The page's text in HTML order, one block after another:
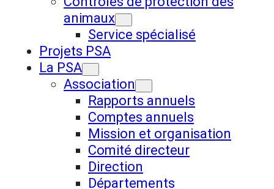
animaux
Service spécialisé
Projets PSA
La PSA
Association
Rapports annuels
Comptes annuels
Mission et organisation
Comité directeur
Direction
Départements